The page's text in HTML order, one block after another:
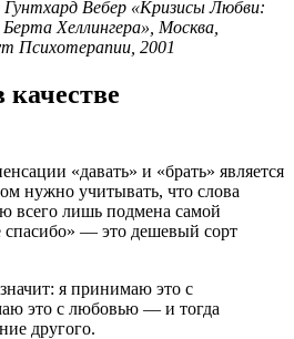
Гунтхард Вебер «Кризисы Любви:
Хеллингера», Москва,
Психотерапии, 2001
качестве
«давать» и «брать» является
нужно учитывать, что слова
всего лишь подмена самой
спасибо» — это дешевый сорт
я принимаю это с
это с любовью — и тог­да
другого.